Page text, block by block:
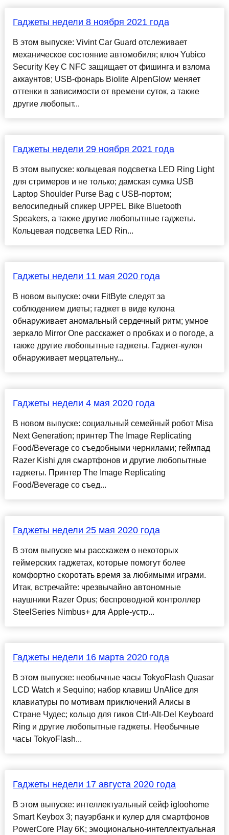
Гаджеты недели 8 ноября 2021 года
В этом выпуске: Vivint Car Guard отслеживает
механическое состояние автомобиля; ключ Yubico
Security Key C NFC защищает от фишинга и взлома
аккаунтов; USB-фонарь Biolite AlpenGlow меняет
оттенки в зависимости от времени суток, а также
другие любопыт...
Гаджеты недели 29 ноября 2021 года
В этом выпуске: кольцевая подсветка LED Ring Light
для стримеров и не только; дамская сумка USB
Laptop Shoulder Purse Bag с USB-портом;
велосипедный спикер UPPEL Bike Bluetooth
Speakers, а также другие любопытные гаджеты.
Кольцевая подсветка LED Rin...
Гаджеты недели 11 мая 2020 года
В новом выпуске: очки FitByte следят за
соблюдением диеты; гаджет в виде кулона
обнаруживает аномальный сердечный ритм; умное
зеркало Mirror One расскажет о пробках и о погоде, а
также другие любопытные гаджеты. Гаджет-кулон
обнаруживает мерцательну...
Гаджеты недели 4 мая 2020 года
В новом выпуске: социальный семейный робот Misa
Next Generation; принтер The Image Replicating
Food/Beverage со съедобными чернилами; геймпад
Razer Kishi для смартфонов и другие любопытные
гаджеты. Принтер The Image Replicating
Food/Beverage со съед...
Гаджеты недели 25 мая 2020 года
В этом выпуске мы расскажем о некоторых
геймерских гаджетах, которые помогут более
комфортно скоротать время за любимыми играми.
Итак, встречайте: чрезвычайно автономные
наушники Razer Opus; беспроводной контроллер
SteelSeries Nimbus+ для Apple-устр...
Гаджеты недели 16 марта 2020 года
В этом выпуске: необычные часы TokyoFlash Quasar
LCD Watch и Sequino; набор клавиш UnAlice для
клавиатуры по мотивам приключений Алисы в
Стране Чудес; кольцо для гиков Ctrl-Alt-Del Keyboard
Ring и другие любопытные гаджеты. Необычные
часы TokyoFlash...
Гаджеты недели 17 августа 2020 года
В этом выпуске: интеллектуальный сейф igloohome
Smart Keybox 3; пауэрбанк и кулер для смартфонов
PowerCore Play 6K; эмоционально-интеллектуальная